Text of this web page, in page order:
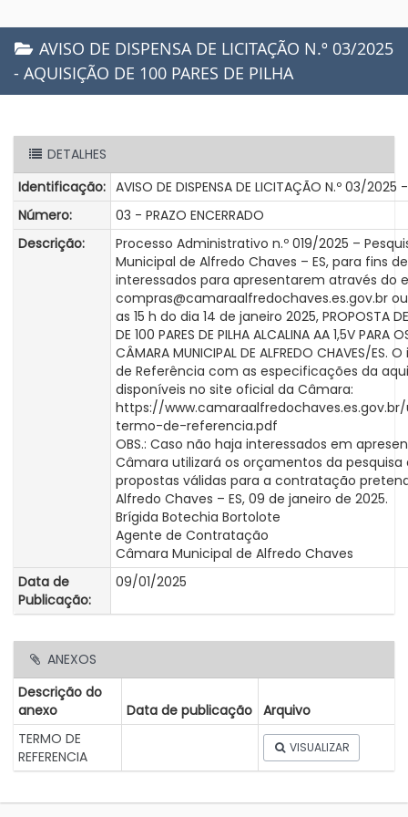
AVISO DE DISPENSA DE LICITAÇÃO N.º 03/2025
- AQUISIÇÃO DE 100 PARES DE PILHA
DETALHES
Identificação: AVISO DE DISPENSA DE LICITAÇÃO N.º 03/2025
Número:
03 - PRAZO ENCERRADO
Descrição:
Processo Administrativo n.º 019/2025 –
Municipal de Alfredo Chaves – ES, para fins
interessados para apresentarem através do
compras@camaraalfredochaves.es.gov.br
as 15 h do dia 14 de janeiro 2025, PROPOSTA
DE 100 PARES DE PILHA ALCALINA AA 1,5V PARA
CÂMARA MUNICIPAL DE ALFREDO CHAVES/
de Referência com as especificações da
disponíveis no site oficial da Câmara:
https://
termo-de-referencia.pdf
OBS.: Caso não haja interessados em
Câmara utilizará os orçamentos da
propostas válidas para a contratação
Alfredo Chaves – ES, 09 de janeiro de 2025.
Brígida Botechia Bortolote
Agente de Contratação
Câmara Municipal de Alfredo Chaves
Data de
Publicação:
09/01/2025
ANEXOS
Descrição do
anexo
Data de publicação Arquivo
TERMO DE
REFERENCIA
VISUALIZAR